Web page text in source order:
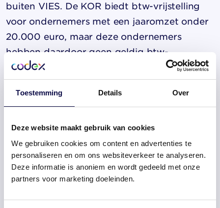
Toestemming Details Over
Deze website maakt gebruik van cookies
We gebruiken cookies om content en advertenties te
personaliseren en om ons websiteverkeer te analyseren.
Deze informatie is anoniem en wordt gedeeld met onze
partners voor marketing doeleinden.
buiten VIES. De KOR biedt btw-vrijstelling
voor ondernemers met een jaaromzet onder
20.000 euro, maar deze ondernemers
hebben daardoor geen geldig btw-
identificatienummer voor
intracommunautaire transacties. Een VIES-
controle op zo iemand levert dus altijd een
Hoe vaak moet je een btw-
nummer via VIES valideren?
minimaal eenmalig per transactie, maar bij